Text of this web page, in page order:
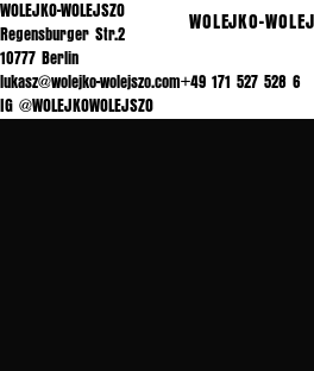
WOLEJKO-
WOLEJKO-WOLEJSZO
Regensburger Str.2
10777 Berlin
lukasz@wolejko-wolejszo.com+49 171 527 528 6
IG @WOLEJKOWOLEJSZO